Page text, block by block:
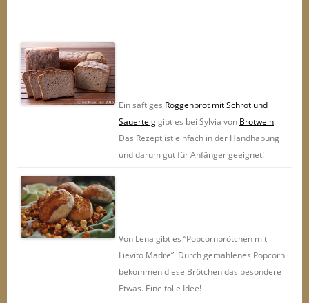
Ein saftiges Roggenbrot mit Schrot und
Sauerteiggibt es bei Sylvia von Brotwein.
Das Rezept ist einfach in der Handhabung
und darum gut für Anfänger geeignet!
Von Lena gibt es “Popcornbrötchen mit
Lievito Madre”. Durch gemahlenes Popcorn
bekommen diese Brötchen das besondere
Etwas. Eine tolle Idee!